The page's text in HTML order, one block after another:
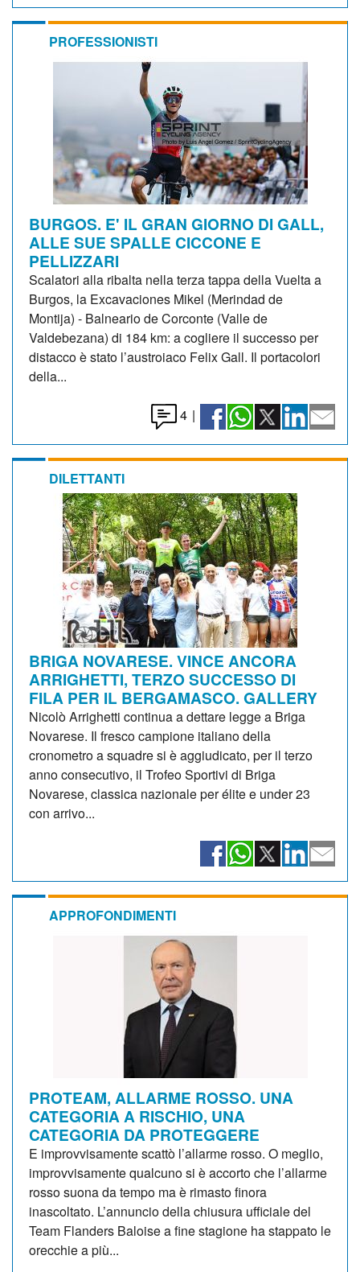
PROFESSIONISTI
BURGOS. E' IL GRAN GIORNO DI GALL,
ALLE SUE SPALLE CICCONE E
PELLIZZARI
Scalatori alla ribalta nella terza tappa della Vuelta a
Burgos, la Excavaciones Mikel (Merindad de
Montija) - Balneario de Corconte (Valle de
Valdebezana) di 184 km: a cogliere il successo per
distacco è stato l’austroiaco Felix Gall. Il portacolori
della...
4 |
DILETTANTI
BRIGA NOVARESE. VINCE ANCORA
ARRIGHETTI, TERZO SUCCESSO DI
FILA PER IL BERGAMASCO. GALLERY
Nicolò Arrighetti continua a dettare legge a Briga
Novarese. Il fresco campione italiano della
cronometro a squadre si è aggiudicato, per il terzo
anno consecutivo, il Trofeo Sportivi di Briga
Novarese, classica nazionale per élite e under 23
con arrivo...
APPROFONDIMENTI
PROTEAM, ALLARME ROSSO. UNA
CATEGORIA A RISCHIO, UNA
CATEGORIA DA PROTEGGERE
E improvvisamente scattò l’allarme rosso. O meglio,
improvvisamente qualcuno si è accorto che l’allarme
rosso suona da tempo ma è rimasto finora
inascoltato. L’annuncio della chiusura ufficiale del
Team Flanders Baloise a fine stagione ha stappato le
orecchie a più...